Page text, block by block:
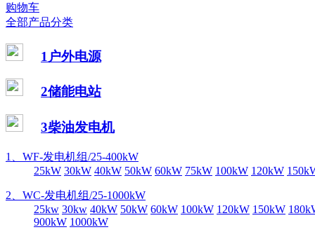
购物车
全部产品分类
1户外电源
2储能电站
3柴油发电机
1、WF-发电机组/25-400kW
25kW 30kW 40kW 50kW 60kW 75kW 100kW 120kW
2、WC-发电机组/25-1000kW
25kw 30kw 40kW 50kW 60kW 100kW 120kW 150kW
900kW 1000kW